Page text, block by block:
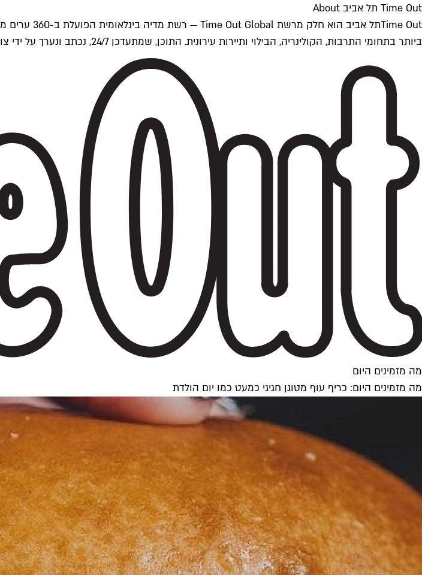
Time Out תל אביב About
ביותר בתחומי התרבות, הקולינריה, הבילוי ותיירות עירונית. התוכן, שמתעדכן 24/7, נכתב ונערך על ידי צוות עיתונאים מקצועי מקומי בישראל, בהתאם לסטנדרטים של Time Out העולמית.
מה מזמינים היום
מה מזמינים היום: כריף עוף מטוגן חגיגי כמעט כמו יום הולדת